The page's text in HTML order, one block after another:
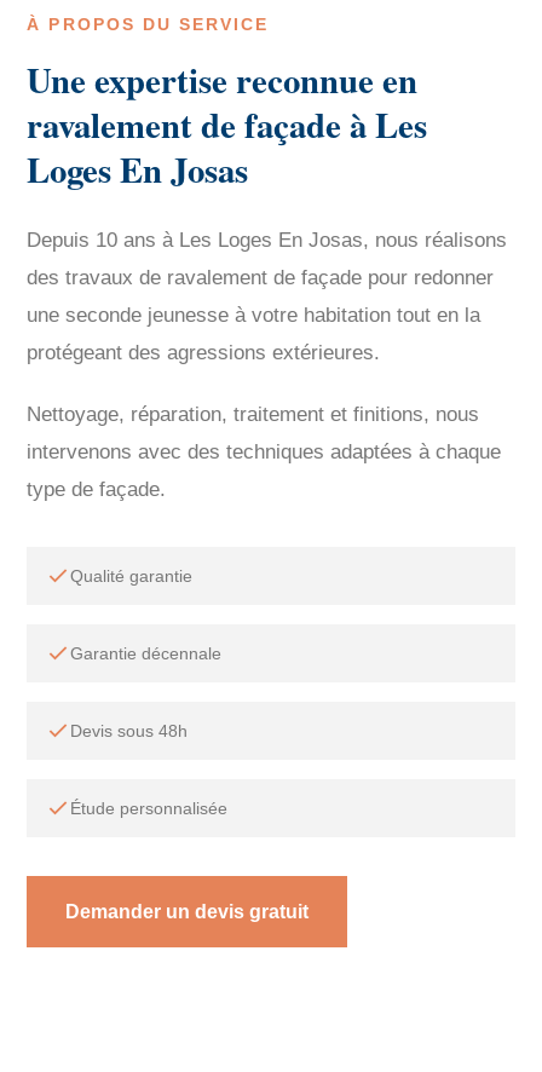
À PROPOS DU SERVICE
Une expertise reconnue en
ravalement de façade à Les
Loges En Josas
Depuis 10 ans à Les Loges En Josas, nous réalisons
des travaux de ravalement de façade pour redonner
une seconde jeunesse à votre habitation tout en la
protégeant des agressions extérieures.
Nettoyage, réparation, traitement et finitions, nous
intervenons avec des techniques adaptées à chaque
type de façade.
Qualité garantie
Garantie décennale
Devis sous 48h
Étude personnalisée
Demander un devis gratuit